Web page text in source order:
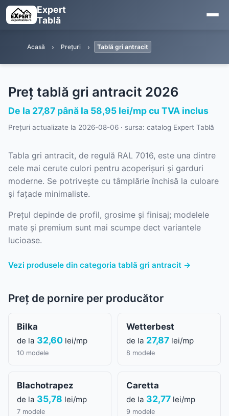
Expert
Tablă
Acasă Prețuri Tablă gri antracit
Preț tablă gri antracit 2026
De la 27,87 până la 58,95 lei/mp cu TVA inclus
Prețuri actualizate la 2026-08-06 · sursa: catalog Expert Tablă
Tabla gri antracit, de regulă RAL 7016, este una dintre
cele mai cerute culori pentru acoperișuri și garduri
moderne. Se potrivește cu tâmplărie închisă la culoare
și fațade minimaliste.
Prețul depinde de profil, grosime și finisaj; modelele
mate și premium sunt mai scumpe dect variantele
lucioase.
Vezi produsele din categoria tablă gri antracit →
Preț de pornire per producător
Bilka
de la 32,60 lei/mp
10 modele
Wetterbest
de la 27,87 lei/mp
8 modele
Blachotrapez
de la 35,78 lei/mp
7 modele
Caretta
de la 32,77 lei/mp
9 modele